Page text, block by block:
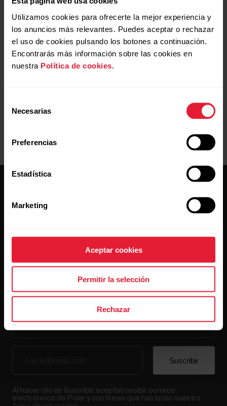
Utilizamos cookies para ofrecerte la mejor experiencia y
los anuncios más relevantes. Puedes aceptar o rechazar
el uso de cookies pulsando los botones a continuación.
Encontrarás más información sobre las cookies en
nuestra Política de cookies
Necesarias
Preferencias
Estadística
Marketing
Aceptar cookies
Permitir la selección
Rechazar
Confirma el código de pin en tu reloj.
Vinculación terminadase muestra cuando se completa
la vinculación.
Mantente al día.
Suscríbete a nuestra newsletter y recibe
las últimas noticias directamente en tu bandeja de
entrada.
Al hacer clic en Suscribir, aceptas recibir correos
electrónicos de Polar y confirmas que has leído nuestro